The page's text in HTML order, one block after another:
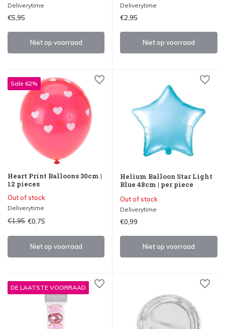
Deliverytime
€5,95
Niet op voorraad
Deliverytime
€2,95
Niet op voorraad
Sale 62%
Heart Print Balloons 30cm |
12 pieces
Out of stock
Deliverytime
€1,95 €0,75
Niet op voorraad
Helium Balloon Star Light
Blue 48cm | per piece
Out of stock
Deliverytime
€0,99
Niet op voorraad
DE LAATSTE VOORRAAD